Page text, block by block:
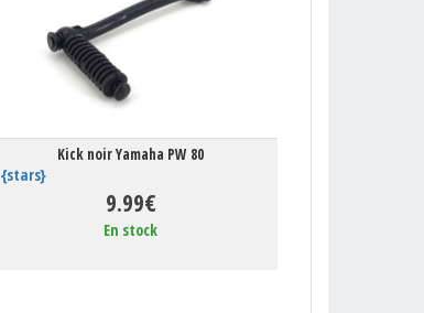
Kick noir Yamaha PW 80
{stars}
9.99€
En stock